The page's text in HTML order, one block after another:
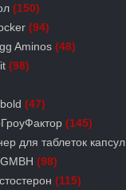
(150)
(94)
Aminos (48)
(98)
(47)
(145)
для таблеток капсул
(98)
(115)